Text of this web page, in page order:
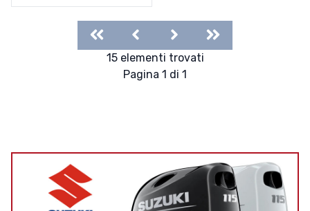
FirstPrevious
15 elementi trovati
Pagina 1 di 1
NextLast